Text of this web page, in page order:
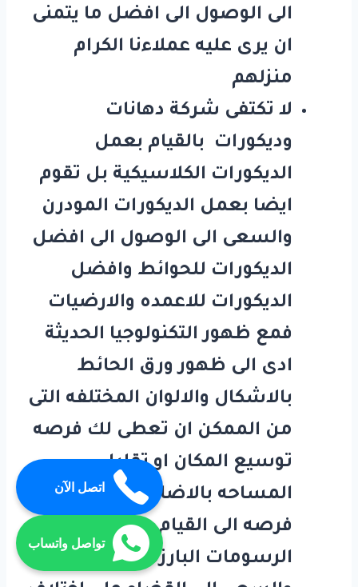
الى الوصول الى افضل ما يتمنى
ان يرى عليه عملاءنا الكرام
منزلهم
لا تكتفى شركة دهانات
وديكورات بالقيام بعمل
الديكورات الكلاسيكية بل تقوم
ايضا بعمل الديكورات المودرن
والسعى الى الوصول الى افضل
الديكورات للحوائط وافضل
الديكورات للاعمده والارضيات
فمع ظهور التكنولوجيا الحديثة
ادى الى ظهور ورق الحائط
بالاشكال والالوان المختلفه التى
من الممكن ان تعطى لك فرصه
توسيع المكان او تقليل
المساحه بالاضافة الى اعطاء
فرصه الى القيام بوضع
الرسومات البارزة فى الحوائط
اتصل الآن
تواصل واتساب